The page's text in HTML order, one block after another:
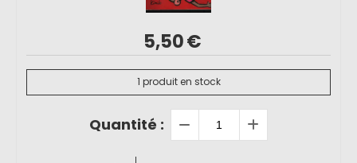
5,50€
1 produit en stock
Quantité :